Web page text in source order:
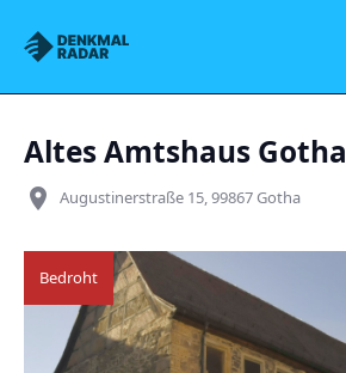
Denkmalradar
Altes Amtshaus Gotha
place Augustinerstraße 15, 99867 Gotha
Bedroht